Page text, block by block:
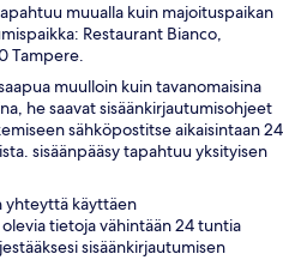
muualla kuin majoituspaikan
Restaurant Bianco,
Tampere.
muulloin kuin tavanomaisina
he saavat sisäänkirjautumisohjeet
sähköpostitse aikaisintaan 24
sisäänpääsy tapahtuu yksityisen
yhteyttä käyttäen
tietoja vähintään 24 tuntia
sisäänkirjautumisen